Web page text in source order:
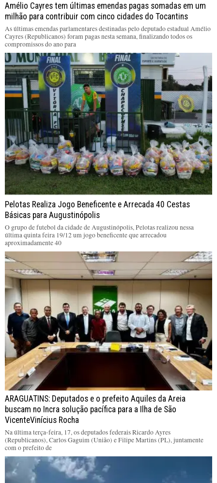
Amélio Cayres tem últimas emendas pagas somadas em um
milhão para contribuir com cinco cidades do Tocantins
As últimas emendas parlamentares destinadas pelo deputado estadual Amélio
Cayres (Republicanos) foram pagas nesta semana, finalizando todos os
compromissos do ano para
Pelotas Realiza Jogo Beneficente e Arrecada 40 Cestas
Básicas para Augustinópolis
O grupo de futebol da cidade de Augustinópolis, Pelotas realizou nessa
última quinta feira 19/12 um jogo beneficente que arrecadou
aproximadamente 40
ARAGUATINS: Deputados e o prefeito Aquiles da Areia
buscam no Incra solução pacífica para a Ilha de São
VicenteVinícius Rocha
Na última terça-feira, 17, os deputados federais Ricardo Ayres
(Republicanos), Carlos Gaguim (União) e Filipe Martins (PL), juntamente
com o prefeito de